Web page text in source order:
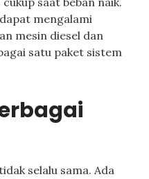
mengalami
mesin diesel dan
satu paket sistem
selalu sama. Ada